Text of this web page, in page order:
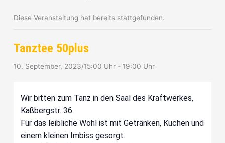
Diese Veranstaltung hat bereits stattgefunden.
Tanztee 50plus
10. September, 2023/15:00 Uhr - 19:00 Uhr
Wir bitten zum Tanz in den Saal des Kraftwerkes,
Kaßbergstr. 36.
Für das leibliche Wohl ist mit Getränken, Kuchen und
einem kleinen Imbiss gesorgt.